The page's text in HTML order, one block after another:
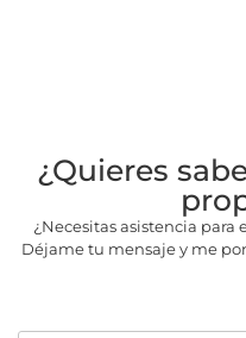
¿Quieres
¿Necesitas asistencia
Déjame tu mensaje y me